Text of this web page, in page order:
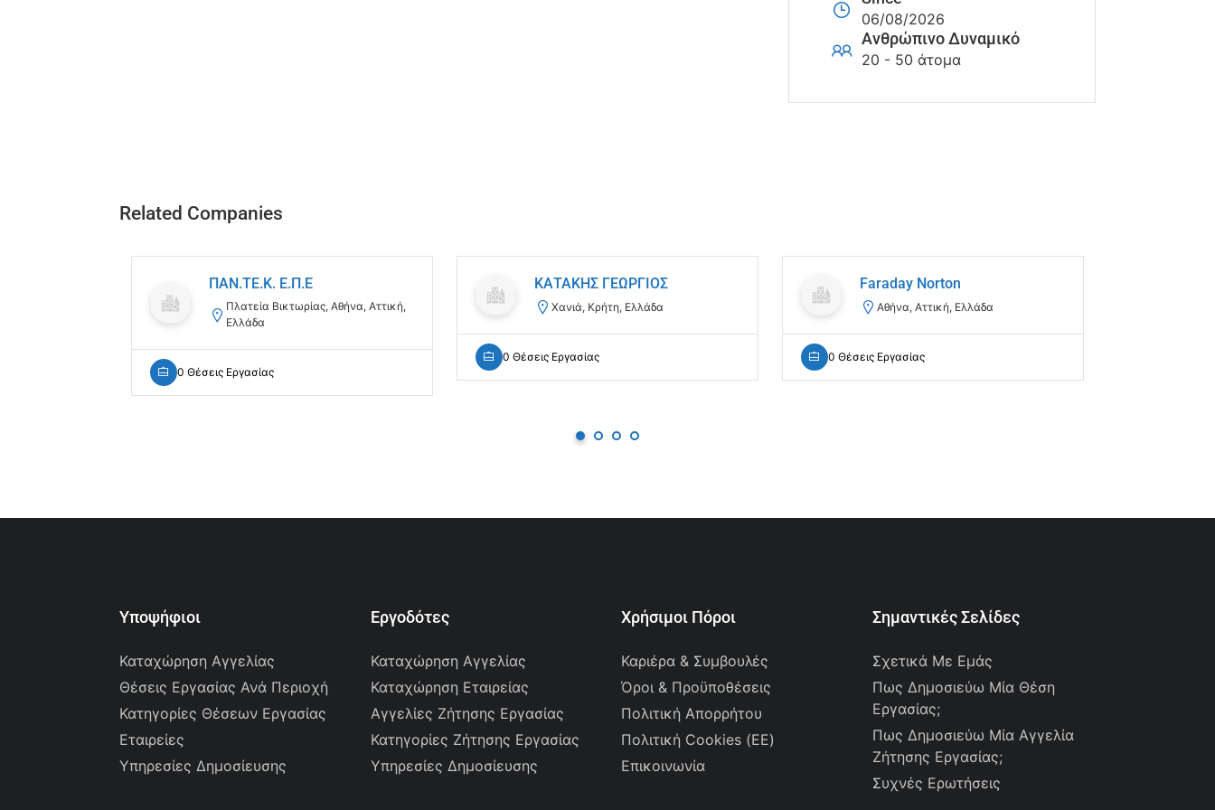
06/08/2026
Ανθρώπινο Δυναμικό
20 - 50 άτομα
Related Companies
ΠΑΝ.ΤΕ.Κ. Ε.Π.Ε
Πλατεία Βικτωρίας, Αθήνα, Αττική,
Ελλάδα
0 Θέσεις Εργασίας
ΚΑΤΑΚΗΣ ΓΕΩΡΓΙΟΣ
Χανιά, Κρήτη, Ελλάδα
0 Θέσεις Εργασίας
Faraday Norton
Αθήνα, Αττική, Ελλάδα
0 Θέσεις Εργασίας
Υποψήφιοι
Καταχώρηση Αγγελίας
Θέσεις Εργασίας Ανά Περιοχή
Κατηγορίες Θέσεων Εργασίας
Εταιρείες
Υπηρεσίες Δημοσίευσης
Εργοδότες
Καταχώρηση Αγγελίας
Καταχώρηση Εταιρείας
Αγγελίες Ζήτησης Εργασίας
Κατηγορίες Ζήτησης Εργασίας
Υπηρεσίες Δημοσίευσης
Χρήσιμοι Πόροι
Καριέρα & Συμβουλές
Όροι & Προϋποθέσεις
Πολιτική Απορρήτου
Πολιτική Cookies (ΕΕ)
Επικοινωνία
Σημαντικές Σελίδες
Σχετικά Με Εμάς
Πως Δημοσιεύω Μία Θέση
Εργασίας;
Πως Δημοσιεύω Μία Αγγελία
Ζήτησης Εργασίας;
Συχνές Ερωτήσεις